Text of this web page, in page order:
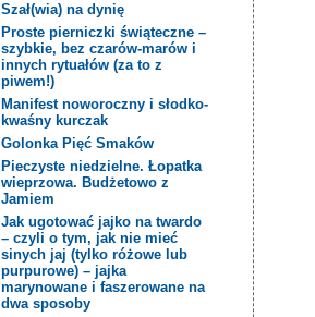
Szał(wia) na dynię
Proste pierniczki świąteczne –
szybkie, bez czarów-marów i
innych rytuałów (za to z
piwem!)
Manifest noworoczny i słodko-
kwaśny kurczak
Golonka Pięć Smaków
Pieczyste niedzielne. Łopatka
wieprzowa. Budżetowo z
Jamiem
Jak ugotować jajko na twardo
– czyli o tym, jak nie mieć
sinych jaj (tylko różowe lub
purpurowe) – jajka
marynowane i faszerowane na
dwa sposoby